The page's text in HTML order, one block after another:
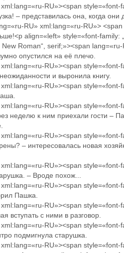
RU»><span style=«font-
– представилась она, когда они
RU» xml:lang=«ru-RU»>
align=«left» style=«font-family:
Roman“, serif;»><span
опустился на её плечо.
RU»><span style=«font-
и выронила книгу.
RU»><span style=«font-
RU»><span style=«font-
неделю к ним приехали гости –
RU»><span style=«font-
– интересовалась новая
RU»><span style=«font-
– Вроде похож...
RU»><span style=«font-
Пашка.
RU»><span style=«font-
вступать с ними в разговор.
RU»><span style=«font-
подмигнула старушка.
RU»><span style=«font-